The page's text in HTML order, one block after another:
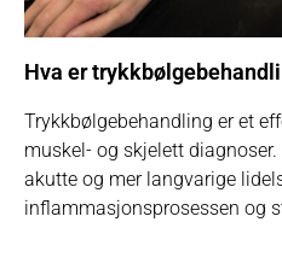
Hva er
Trykkbølgebehandling er et
muskel- og skjelett
akutte og mer langvarige
inflammasjonsprosessen og